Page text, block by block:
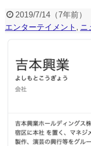
2019/7/14（7年前）
エンターテイメント , ニ